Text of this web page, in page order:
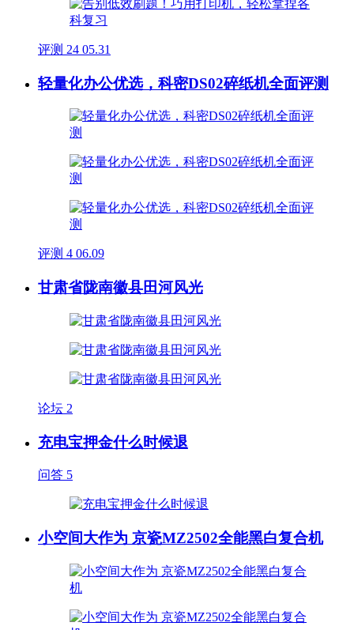
评测 24 05.31
轻量化办公优选，科密DS02碎纸机全面评测
评测 4 06.09
甘肃省陇南徽县田河风光
论坛 2
充电宝押金什么时候退
问答 5
小空间大作为 京瓷MZ2502全能黑白复合机